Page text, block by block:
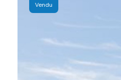
Vendu